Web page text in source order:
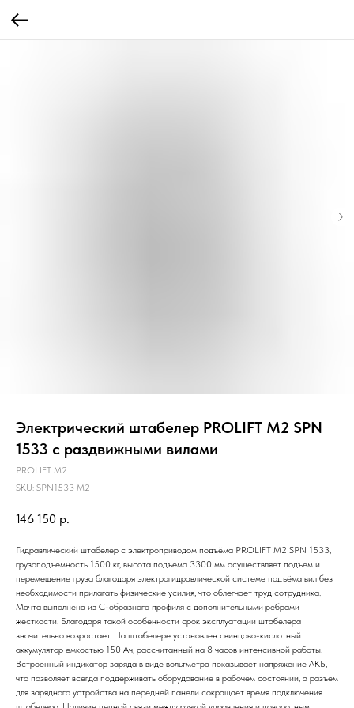
Электрический штабелер PROLIFT M2 SPN
1533 с раздвижными вилами
PROLIFT M2
SKU: SPN1533 M2
146 150 р.
Гидравлический штабелер c электроприводом подъёма PROLIFT M2 SPN 1533,
грузоподъемность 1500 кг, высота подъема 3300 мм осуществляет подъем и
перемещение груза благодаря электрогидравлической системе подъёма вил без
необходимости прилагать физические усилия, что облегчает труд сотрудника.
Мачта выполнена из С-образного профиля с дополнительными ребрами
жесткости. Благодаря такой особенности срок эксплуатации штабелера
значительно возрастает. На штабелере установлен свинцово-кислотный
аккумулятор емкостью 150 Ач, рассчитанный на 8 часов интенсивной работы.
Встроенный индикатор заряда в виде вольтметра показывает напряжение АКБ,
что позволяет всегда поддерживать оборудование в рабочем состоянии, а разъем
для зарядного устройства на передней панели сокращает время подключения